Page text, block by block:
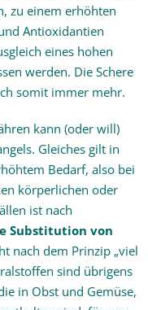
zu einem erhöhten
Antioxidantien
eines hohen
werden. Die Schere
somit immer mehr.
kann (oder will)
Gleiches gilt in
Bedarf, also bei
körperlichen oder
ist nach
Substitution von
nach dem Prinzip „viel
sind übrigens
in Obst und Gemüse,